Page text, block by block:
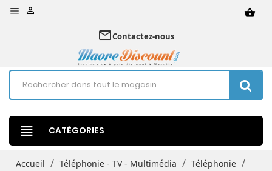
 shopping_basket

mail_outlineContactez-nous
view_headline CATÉGORIES
Accueil Téléphonie - TV - Multimédia
Téléphonie